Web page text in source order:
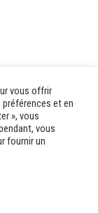
vous offrir
et en
», vous
vous
fournir un